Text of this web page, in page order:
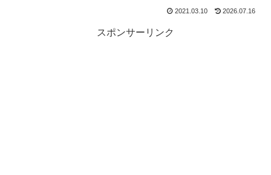
2021.03.10 2026.07.16
スポンサーリンク